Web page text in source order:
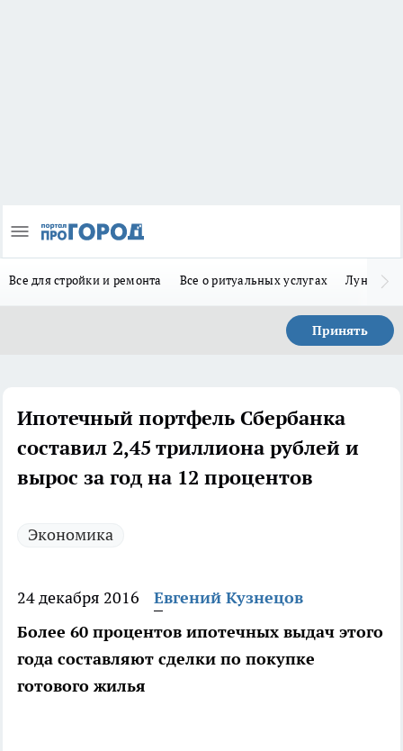
Все для стройки и ремонта Все о ритуальных услугах Лунно-
Принять
Ипотечный портфель Сбербанка
составил 2,45 триллиона рублей и
вырос за год на 12 процентов
Экономика
24 декабря 2016
Евгений Кузнецов
Более 60 процентов ипотечных выдач этого
года составляют сделки по покупке
готового жилья